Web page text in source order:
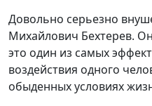
Довольно серьезно
Михайлович Бехтерев.
это один из самых
воздействия одного
обыденных условиях